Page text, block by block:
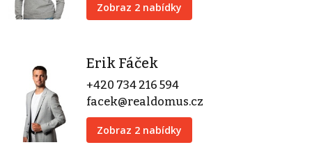
Zobraz 2 nabídky
Erik Fáček
+420 734 216 594
facek@realdomus.cz
Zobraz 2 nabídky